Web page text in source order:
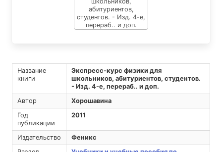
Название
книги
Экспресс-курс физики для
школьников, абитуриентов, студентов.
- Изд. 4-е, перераб.. и доп.
Автор
Хорошавина
Год
публикации
2011
Издательство
Феникс